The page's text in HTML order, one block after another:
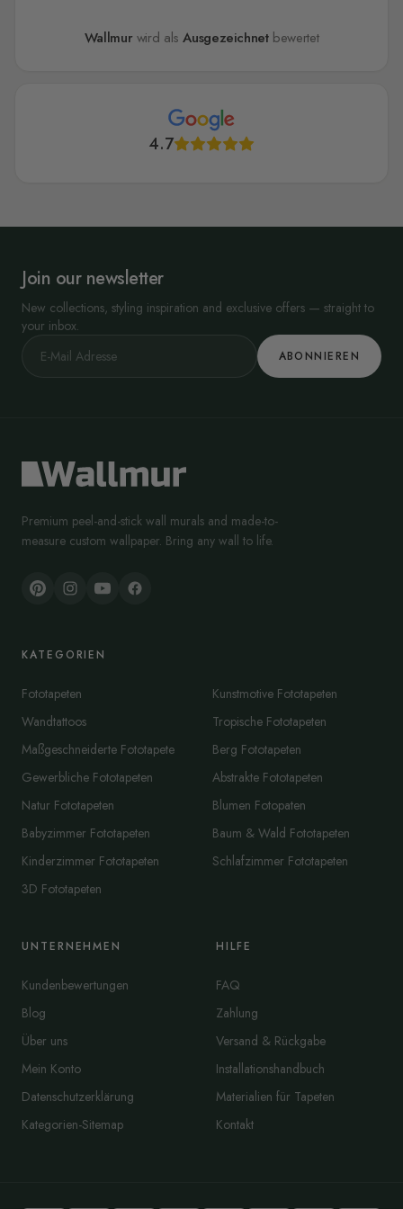
Wallmur wird alsAusgezeichnetbewertet
4.7
Join our newsletter
New collections, styling inspiration and exclusive offers — straight to
your inbox.
ABONNIEREN
Premium peel-and-stick wall murals and made-to-
measure custom wallpaper. Bring any wall to life.
KATEGORIEN
Fototapeten
Wandtattoos
Maßgeschneiderte Fototapete
Gewerbliche Fototapeten
Natur Fototapeten
Babyzimmer Fototapeten
Kinderzimmer Fototapeten
3D Fototapeten
Kunstmotive Fototapeten
Tropische Fototapeten
Berg Fototapeten
Abstrakte Fototapeten
Blumen Fotopaten
Baum & Wald Fototapeten
Schlafzimmer Fototapeten
UNTERNEHMEN
Kundenbewertungen
Blog
Über uns
Mein Konto
Datenschutzerklärung
Kategorien-Sitemap
HILFE
FAQ
Zahlung
Versand & Rückgabe
Installationshandbuch
Materialien für Tapeten
Kontakt